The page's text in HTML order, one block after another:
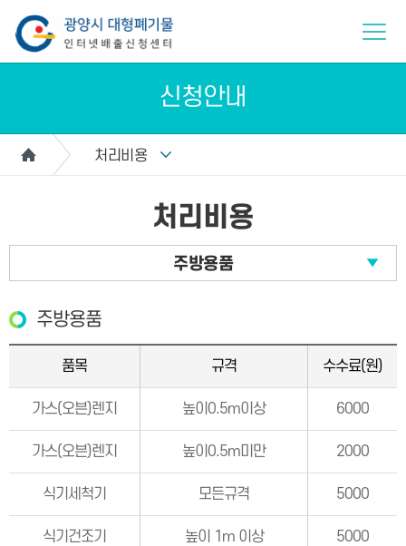
신청안내
처리비용
처리비용
주방용품
주방용품
품목 규격 수수료(원)
가스(오븐)렌지 높이0.5m이상 6000
가스(오븐)렌지 높이0.5m미만 2000
식기세척기 모든규격 5000
식기건조기 높이 1m 이상 5000